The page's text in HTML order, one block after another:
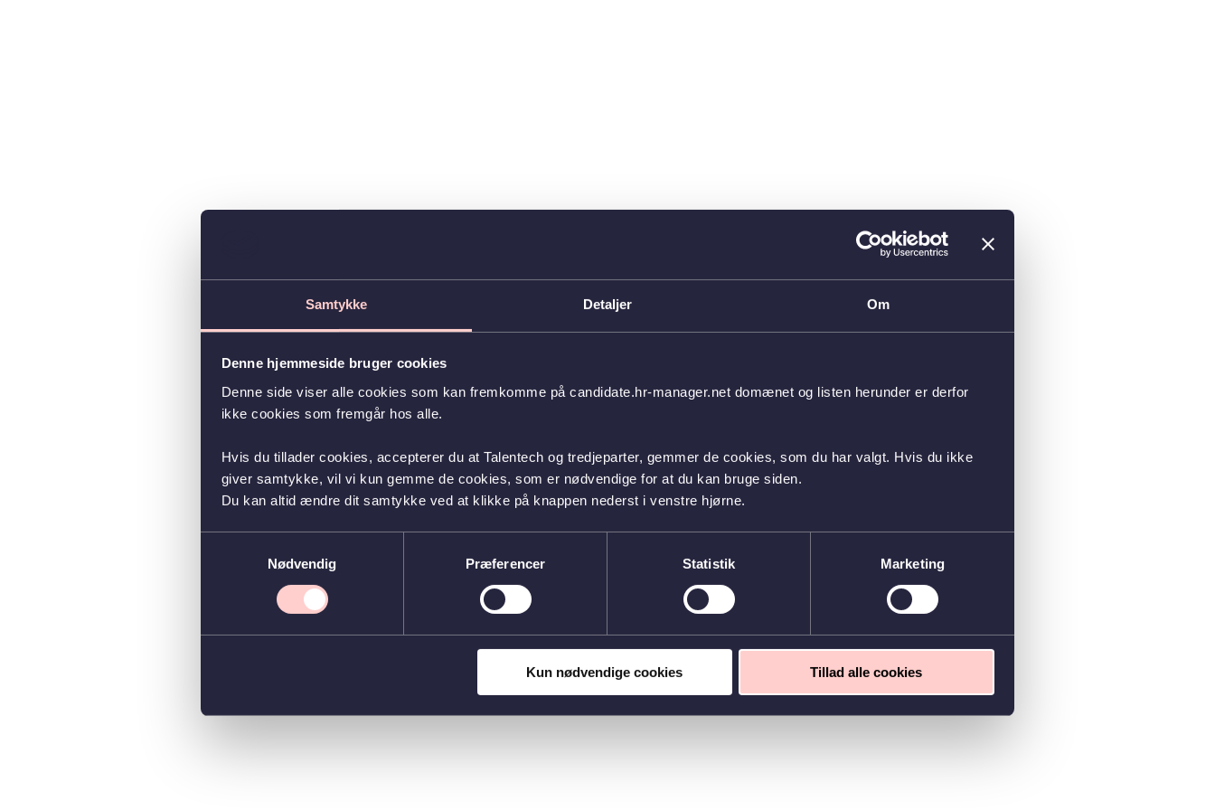
Samtykke Detaljer Om
Denne hjemmeside bruger cookies
Denne side viser alle cookies som kan fremkomme på candidate.hr-manager.net domænet og listen herunder er derfor
ikke cookies som fremgår hos alle.
Hvis du tillader cookies, accepterer du at Talentech og tredjeparter, gemmer de cookies, som du har valgt. Hvis du ikke
giver samtykke, vil vi kun gemme de cookies, som er nødvendige for at du kan bruge siden.
Du kan altid ændre dit samtykke ved at klikke på knappen nederst i venstre hjørne.
Nødvendig
Præferencer Statistik Marketing
Kun nødvendige cookies Tillad alle cookies